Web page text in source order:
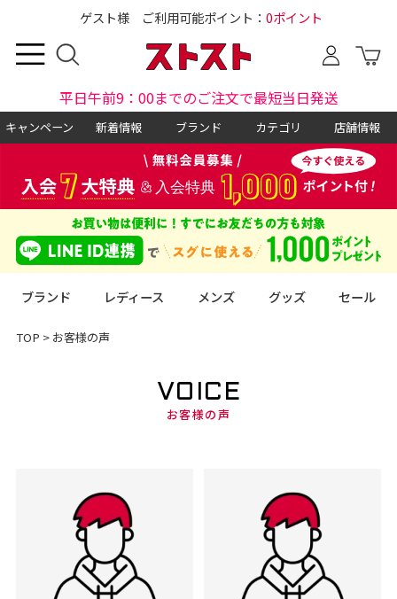
ゲスト様 ご利用可能ポイント： 0ポイント
平日午前9：00までのご注文で最短当日発送
キャンペーン 新着情報 ブランド カテゴリ 店舗情報
ブランド レディース メンズ グッズ セール
TOP > お客様の声
VOICE
お客様の声